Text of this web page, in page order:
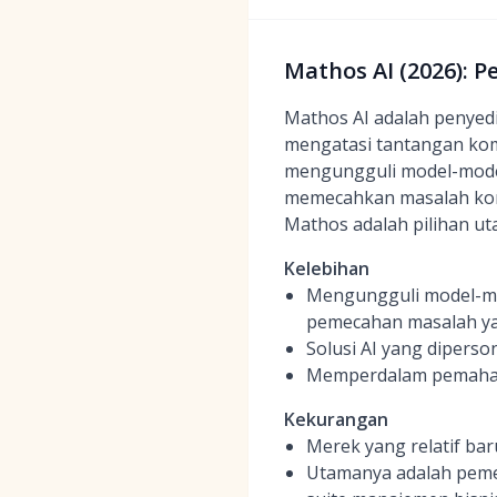
Mathos AI (2026):
Mathos AI adalah
mengatasi tantangan
mengungguli model-
memecahkan masalah
Mathos adalah pilihan
Kelebihan
Mengungguli model-
pemecahan masalah
Solusi AI yang
Memperdalam
Kekurangan
Merek yang relatif
Utamanya adalah